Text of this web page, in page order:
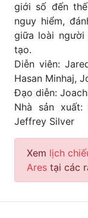
giới số đến
nguy hiểm,
giữa loài
tạo.
Diễn viên:
Hasan Minhaj,
Đạo diễn:
Nhà sản xuất:
Jeffrey Silver
Xem lịch
Ares tại các